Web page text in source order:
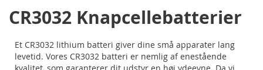
CR3032 Knapcellebatterier
Et CR3032 lithium batteri giver dine små apparater lang
levetid. Vores CR3032 batteri er nemlig af enestående